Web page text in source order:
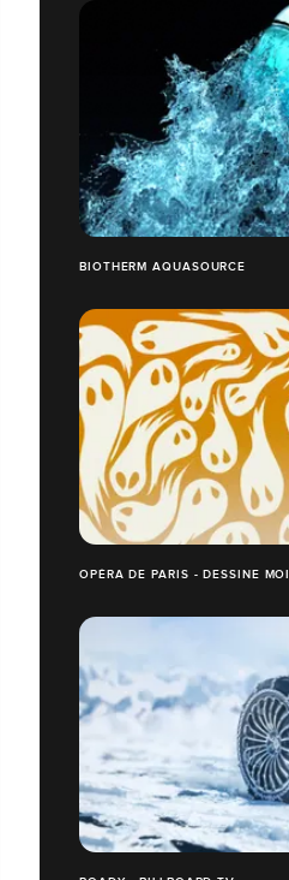
BIOTHERM AQUASOURCE
OPÉRA DE PARIS - DESSINE MOI